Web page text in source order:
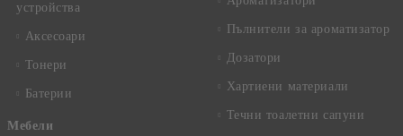
устройства
Аксесоари
Тонери
Батерии
Mебели
Пълнители за ароматизатор
Дозатори
Хартиени материали
Течни тоалетни сапуни